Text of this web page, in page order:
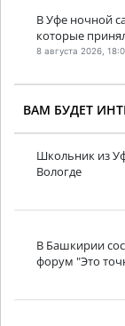
В Уфе ночной
которые
8 августа 2026,
ВАМ БУДЕТ
Школьник из
Вологде
В Башкирии
форум "Это